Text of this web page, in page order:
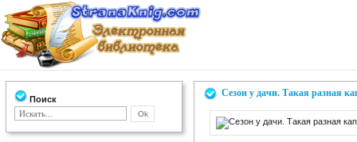
Поиск
Сезон у дачи. Такая разная